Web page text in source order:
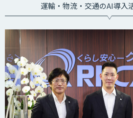
運輸・物流・交通のAI導入